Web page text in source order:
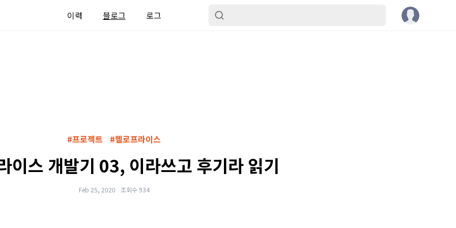
이력 블로그 로그
#프로젝트 #헬로프라이스
이스 개발기 03, 이라쓰고 후기라 읽기
Feb 25, 2020 조회수 934